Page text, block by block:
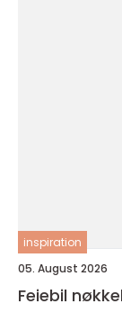
inspiration
05. August 2026
Feiebil